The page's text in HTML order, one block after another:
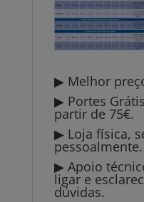
▶ Melhor
▶ Portes
partir de 75€.
▶ Loja física,
pessoalmente.
▶ Apoio
ligar e
dúvidas.